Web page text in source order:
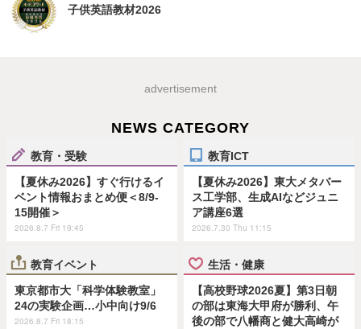
子供英語教材2026
advertisement
NEWS CATEGORY
教育・受験
【夏休み2026】すぐ行けるイ
ベント情報おまとめ便＜8/9-
15開催＞
2026.8.7 Fri 19:45
教育ICT
【夏休み2026】東大メタバー
ス工学部、生成AIなどジュニ
ア講座6選
2026.7.30 Thu 11:15
教育イベント
東京都市大「科学体験教室」
24の実験企画…小中向け9/6
2026.8.7 Fri 18:15
生活・健康
【高校野球2026夏】第3日朝
の部は東海大甲府が勝利、午
後の部で八幡商と健大高崎が